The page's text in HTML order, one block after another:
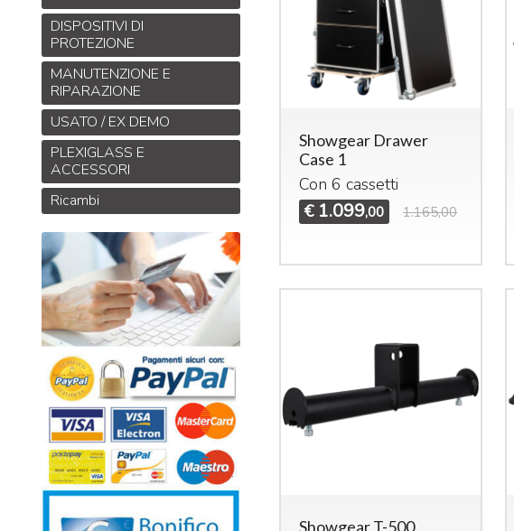
Showgear Drawer
Case 1
Con 6 cassetti
€ 1.099,00 1.165,00
Showgear T-500
DISPOSITIVI DI
PROTEZIONE
MANUTENZIONE E
RIPARAZIONE
USATO / EX DEMO
PLEXIGLASS E
ACCESSORI
Ricambi